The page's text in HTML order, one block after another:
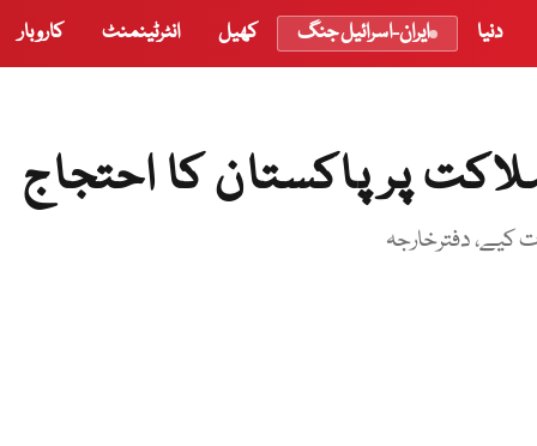
دنیا ایران-اسرائیل جنگ کھیل انٹرٹینمنٹ کاروبار
پر پاکستان کا احتجاج
کیے، دفترخارجہ